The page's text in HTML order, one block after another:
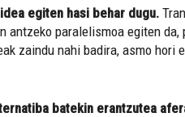
egiten hasi behar dugu.
paralelismoa egiten da,
zaindu nahi badira, asmo hori
batekin erantzutea